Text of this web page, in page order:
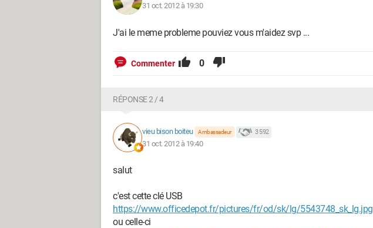
31 oct. 2012 à 19:30
J'ai le meme probleme pouviez vous m'aidez svp ...
Commenter 0
RÉPONSE 2 / 4
vieu bison boiteu Ambassadeur 3 592
31 oct. 2012 à 19:40
salut
c'est cette clé USB
https://www.officedepot.fr/pictures/fr/od/sk/lg/5543748_sk_lg.jpg
ou celle-ci